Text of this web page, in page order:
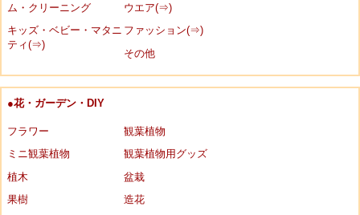
ム・クリーニング
ウエア(⇒)
キッズ・ベビー・マタニ
ティ(⇒)
ファッション(⇒)
その他
●花・ガーデン・DIY
フラワー
観葉植物
ミニ観葉植物
観葉植物用グッズ
植木
盆栽
果樹
造花